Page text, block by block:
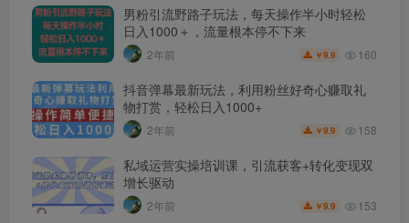
男粉引流野路子玩法，每天操作半小时轻松
日入1000＋，流量根本停不下来
2年前 ￥9.9 160
抖音弹幕最新玩法，利用粉丝好奇心赚取礼
物打赏，轻松日入1000+
2年前 ￥9.9 158
私域运营实操培训课，引流获客+转化变现双
增长驱动
2年前 ￥9.9 153